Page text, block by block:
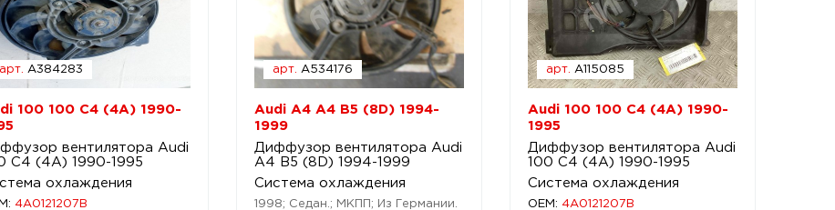
арт. A384283
100 100 C4 (4A) 1990-
вентилятора Audi
C4 (4A) 1990-1995
охлаждения
4A0121207B
арт. A534176
Audi A4 A4 B5 (8D) 1994-
1999
Диффузор вентилятора Audi
A4 B5 (8D) 1994-1999
Система охлаждения
1998; Седан.; МКПП; Из Германии.
арт. A115085
Audi 100 100 C4 (4A) 1990-
1995
Диффузор вентилятора Audi
100 C4 (4A) 1990-1995
Система охлаждения
OEM: 4A0121207B